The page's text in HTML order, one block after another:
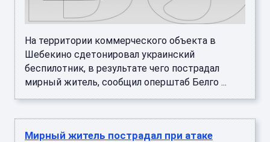
На территории коммерческого объекта в
Шебекино сдетонировал украинский
беспилотник, в результате чего пострадал
мирный житель, сообщил оперштаб Белго ...
Мирный житель пострадал при атаке